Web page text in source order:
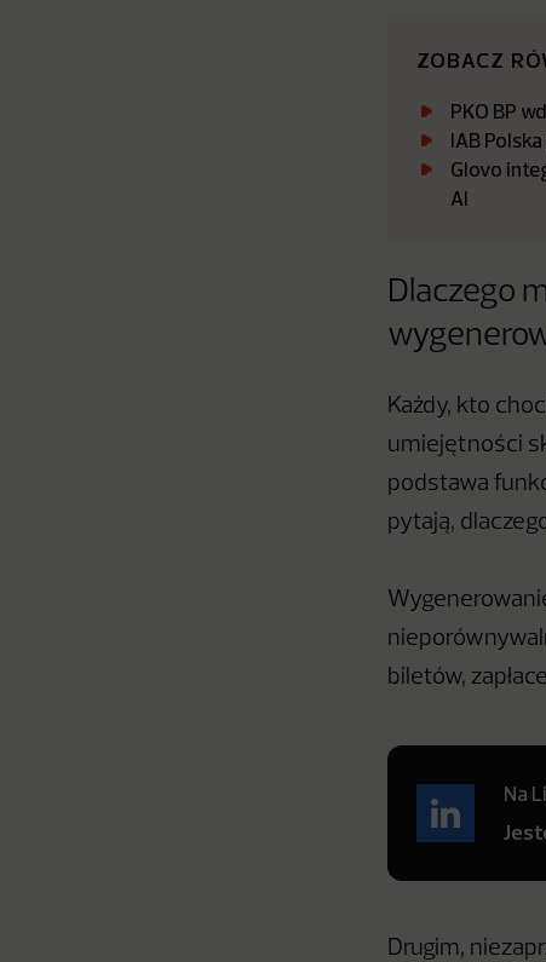
ZOBACZ
PKO BP
IAB
Glovo
AI
Dlaczego
Każdy, kto
umiejętności
podstawa
pytają,
biletów,
Na
Drugim,